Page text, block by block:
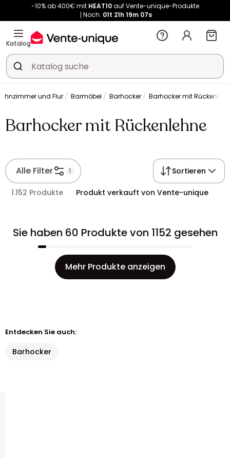
Noch:01t 21h 19m 06s
Kauf-unique wird zu Vente-unique - Gleicher Shop, neuer Name!
auf Vente-unique-Produkte
Noch:01t21h
Katalog
und Flur Barmöbel Barhocker Barhocker mit
Barhocker mit Rückenlehne
Alle Filter 1 Sortieren
1.152 Produkte Produkt verkauft von Vente-unique
Sie haben 60 Produkte von 1152 gesehen
Mehr Produkte anzeigen
Entdecken Sie auch:
Barhocker